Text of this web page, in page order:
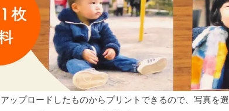
ップロードしたものからプリントできるので、写真を選